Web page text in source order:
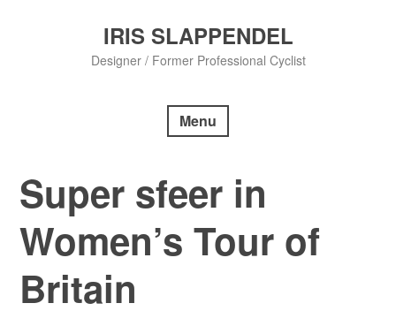
IRIS SLAPPENDEL
Designer / Former Professional Cyclist
Menu
Super sfeer in
Women’s Tour of
Britain